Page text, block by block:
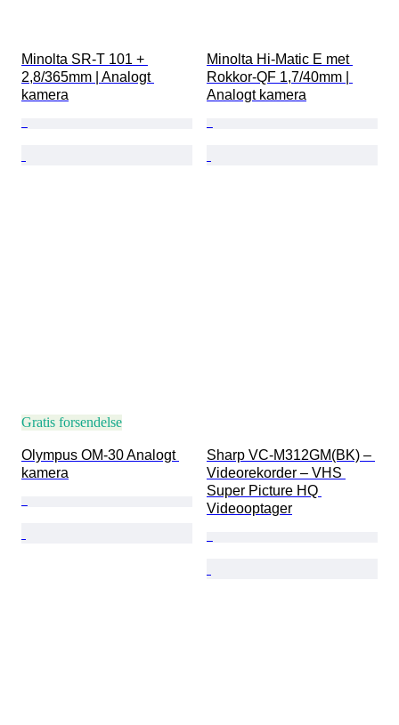
Minolta SR-T 101 +
2,8/365mm | Analogt
kamera
Minolta Hi-Matic E met
Rokkor-QF 1,7/40mm |
Analogt kamera
Gratis forsendelse
Olympus OM-30 Analogt
kamera
Sharp VC-M312GM(BK) –
Videorekorder – VHS
Super Picture HQ
Videooptager